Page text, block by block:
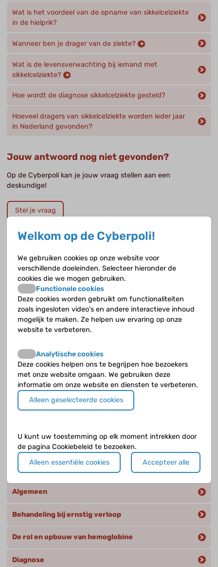
Wat is het voordeel van de opname van sikkelcelziekte
in de hielprik?
Wanneer ben je drager van de ziekte?
Wat is de levensverwachting bij iemand met
sikkelcelziekte?
Hoe wordt de diagnose sikkelcelziekte gesteld?
Hoeveel dragers van sikkelcelziekte worden ieder jaar
in Nederland gevonden?
Jouw antwoord nog niet gevonden?
Op de Cyberpoli kan je jouw vraag stellen aan een
deskundige!
Stel je vraag
Opvolgende vragen
Hoe wordt de diagnose sikkelcelziekte gesteld?
Kan je sikkelcelziekte ook met een bloedtest
aantonen?
Wanneer ontstaan de eerste klachten van
sikkelcelziekte eigenlijk?
Wanneer vindt de hielprikscreening plaats?
Andere categorieën
Algemeen
Behandeling bij ernstig verloop
De rol en opbouw van hemoglobine
Diagnose
Welkom op de Cyberpoli!
We gebruiken cookies op onze website voor
verschillende doeleinden. Selecteer hieronder de
cookies die we mogen gebruiken.
Functionele cookies
Deze cookies worden gebruikt om functionaliteiten
zoals ingesloten video's en andere interactieve inhoud
mogelijk te maken. Ze helpen uw ervaring op onze
website te verbeteren.
Analytische cookies
Deze cookies helpen ons te begrijpen hoe bezoekers
met onze website omgaan. We gebruiken deze
informatie om onze website en diensten te verbeteren.
Alleen geselecteerde cookies
U kunt uw toestemming op elk moment intrekken door
de pagina Cookiebeleid te bezoeken.
Alleen essentiële cookies
Accepteer alle